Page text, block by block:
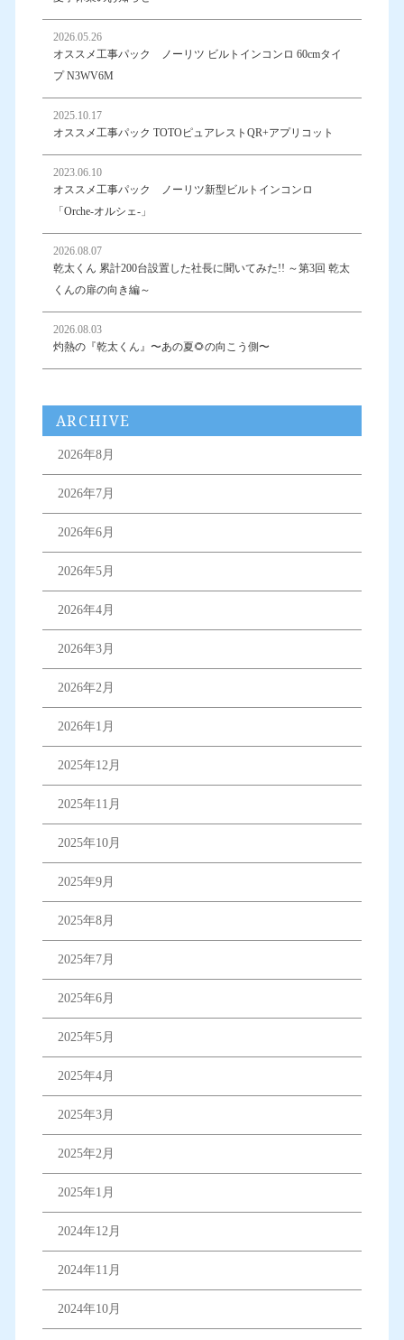
2026.05.26
オススメ工事パック ノーリツ ビルトインコンロ 60cmタイ
プ N3WV6M
2025.10.17
オススメ工事パック TOTOピュアレストQR+アプリコット
2023.06.10
オススメ工事パック ノーリツ新型ビルトインコンロ
「Orche-オルシェ-」
2026.08.07
乾太くん 累計200台設置した社長に聞いてみた!! ～第3回 乾太
くんの扉の向き編～
2026.08.03
灼熱の『乾太くん』〜あの夏🌻の向こう側〜
ARCHIVE
2026年8月
2026年7月
2026年6月
2026年5月
2026年4月
2026年3月
2026年2月
2026年1月
2025年12月
2025年11月
2025年10月
2025年9月
2025年8月
2025年7月
2025年6月
2025年5月
2025年4月
2025年3月
2025年2月
2025年1月
2024年12月
2024年11月
2024年10月